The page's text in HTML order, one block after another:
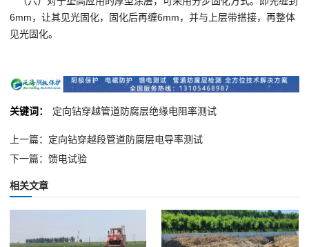
6mm，让其见光固化，固化后再缠6mm，并与上层带搭接，再整体
见光固化。
关键词： 定向钻穿越管道防腐层绝缘电阻率测试
上一篇：定向钻穿越段管道防腐层电导率测试
下一篇：馈电试验
相关文章